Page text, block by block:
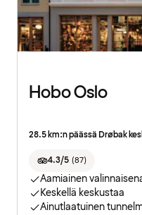
Hobo Oslo
28.5 km:n päässä Drøbak
4.3/5 (87)
Aamiainen
Keskellä keskustaa
Ainutlaatuinen